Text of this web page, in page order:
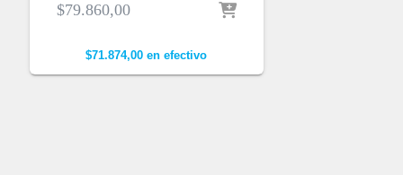
$79.860,00
$71.874,00 en efectivo